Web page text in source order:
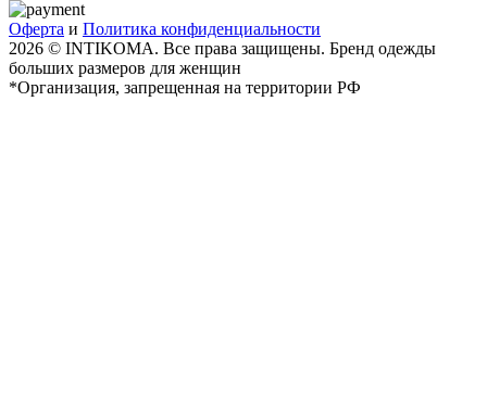
Оферта и Политика конфиденциальности
2026 © INTIKOMA. Все права защищены. Бренд одежды
больших размеров для женщин
*Организация, запрещенная на территории РФ